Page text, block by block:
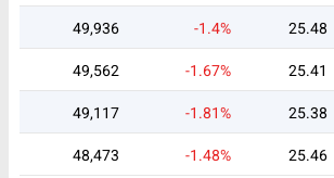
25.48
-1.4%
49,936
25.41
-1.67%
49,562
25.38
-1.81%
49,117
25.46
-1.48%
48,473